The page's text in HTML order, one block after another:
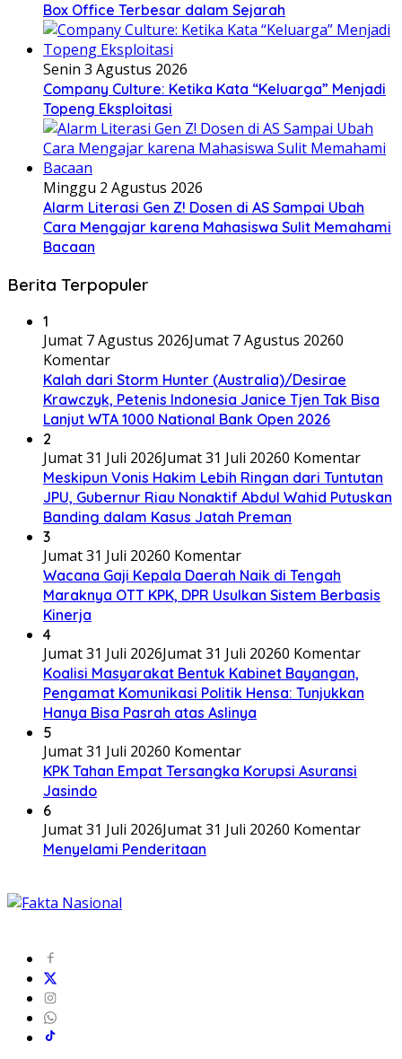
Box Office Terbesar dalam Sejarah
Senin 3 Agustus 2026
Company Culture: Ketika Kata “Keluarga” Menjadi
Topeng Eksploitasi
Minggu 2 Agustus 2026
Alarm Literasi Gen Z! Dosen di AS Sampai Ubah
Cara Mengajar karena Mahasiswa Sulit Memahami
Bacaan
Berita Terpopuler
1
Jumat 7 Agustus 2026Jumat 7 Agustus 20260
Komentar
Kalah dari Storm Hunter (Australia)/Desirae
Krawczyk, Petenis Indonesia Janice Tjen Tak Bisa
Lanjut WTA 1000 National Bank Open 2026
2
Jumat 31 Juli 2026Jumat 31 Juli 20260 Komentar
Meskipun Vonis Hakim Lebih Ringan dari Tuntutan
JPU, Gubernur Riau Nonaktif Abdul Wahid Putuskan
Banding dalam Kasus Jatah Preman
3
Jumat 31 Juli 20260 Komentar
Wacana Gaji Kepala Daerah Naik di Tengah
Maraknya OTT KPK, DPR Usulkan Sistem Berbasis
Kinerja
4
Jumat 31 Juli 2026Jumat 31 Juli 20260 Komentar
Koalisi Masyarakat Bentuk Kabinet Bayangan,
Pengamat Komunikasi Politik Hensa: Tunjukkan
Hanya Bisa Pasrah atas Aslinya
5
Jumat 31 Juli 20260 Komentar
KPK Tahan Empat Tersangka Korupsi Asuransi
Jasindo
6
Jumat 31 Juli 2026Jumat 31 Juli 20260 Komentar
Menyelami Penderitaan